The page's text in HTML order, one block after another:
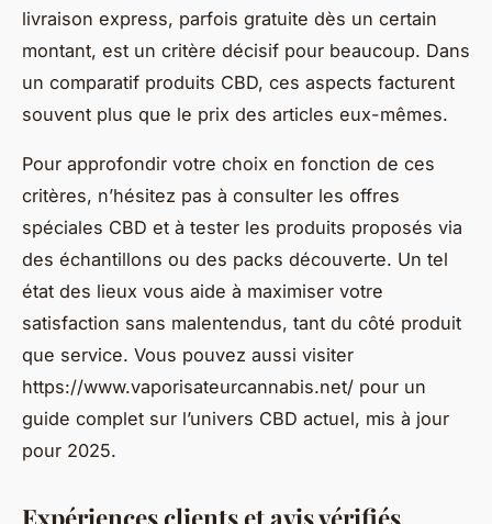
livraison express, parfois gratuite dès un certain
montant, est un critère décisif pour beaucoup. Dans
un comparatif produits CBD, ces aspects facturent
souvent plus que le prix des articles eux-mêmes.
Pour approfondir votre choix en fonction de ces
critères, n’hésitez pas à consulter les offres
spéciales CBD et à tester les produits proposés via
des échantillons ou des packs découverte. Un tel
état des lieux vous aide à maximiser votre
satisfaction sans malentendus, tant du côté produit
que service. Vous pouvez aussi visiter
https://www.vaporisateurcannabis.net/ pour un
guide complet sur l’univers CBD actuel, mis à jour
pour 2025.